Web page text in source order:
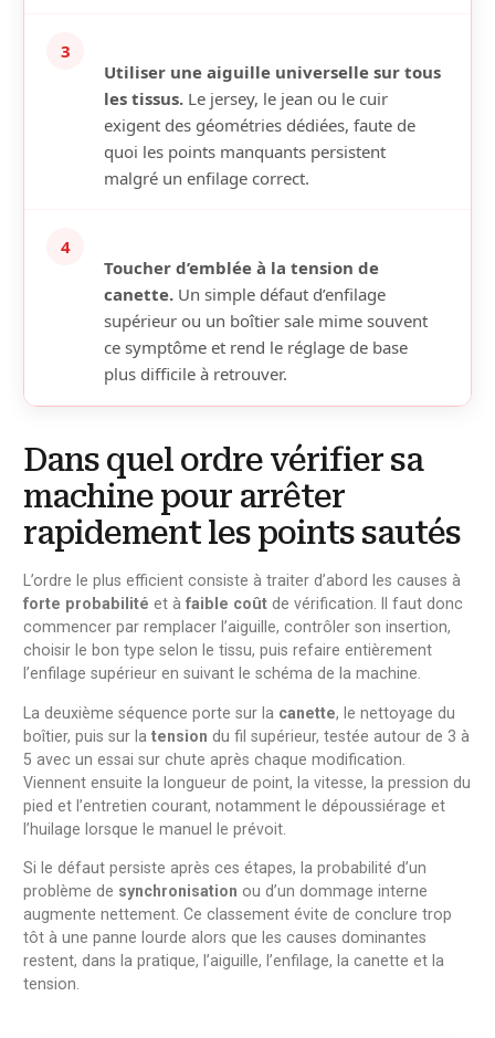
3
Utiliser une aiguille universelle sur tous
les tissus. Le jersey, le jean ou le cuir
exigent des géométries dédiées, faute de
quoi les points manquants persistent
malgré un enfilage correct.
4
Toucher d’emblée à la tension de
canette. Un simple défaut d’enfilage
supérieur ou un boîtier sale mime souvent
ce symptôme et rend le réglage de base
plus difficile à retrouver.
Dans quel ordre vérifier sa
machine pour arrêter
rapidement les points sautés
L’ordre le plus efficient consiste à traiter d’abord les causes à
forte probabilité et àfaible coût de vérification. Il faut donc
commencer par remplacer l’aiguille, contrôler son insertion,
choisir le bon type selon le tissu, puis refaire entièrement
l’enfilage supérieur en suivant le schéma de la machine.
La deuxième séquence porte sur la canette, le nettoyage du
boîtier, puis sur latension du fil supérieur, testée autour de 3 à
5 avec un essai sur chute après chaque modification.
Viennent ensuite la longueur de point, la vitesse, la pression du
pied et l’entretien courant, notamment le dépoussiérage et
l’huilage lorsque le manuel le prévoit.
Si le défaut persiste après ces étapes, la probabilité d’un
problème de synchronisation ou d’un dommage interne
augmente nettement. Ce classement évite de conclure trop
tôt à une panne lourde alors que les causes dominantes
restent, dans la pratique, l’aiguille, l’enfilage, la canette et la
tension.